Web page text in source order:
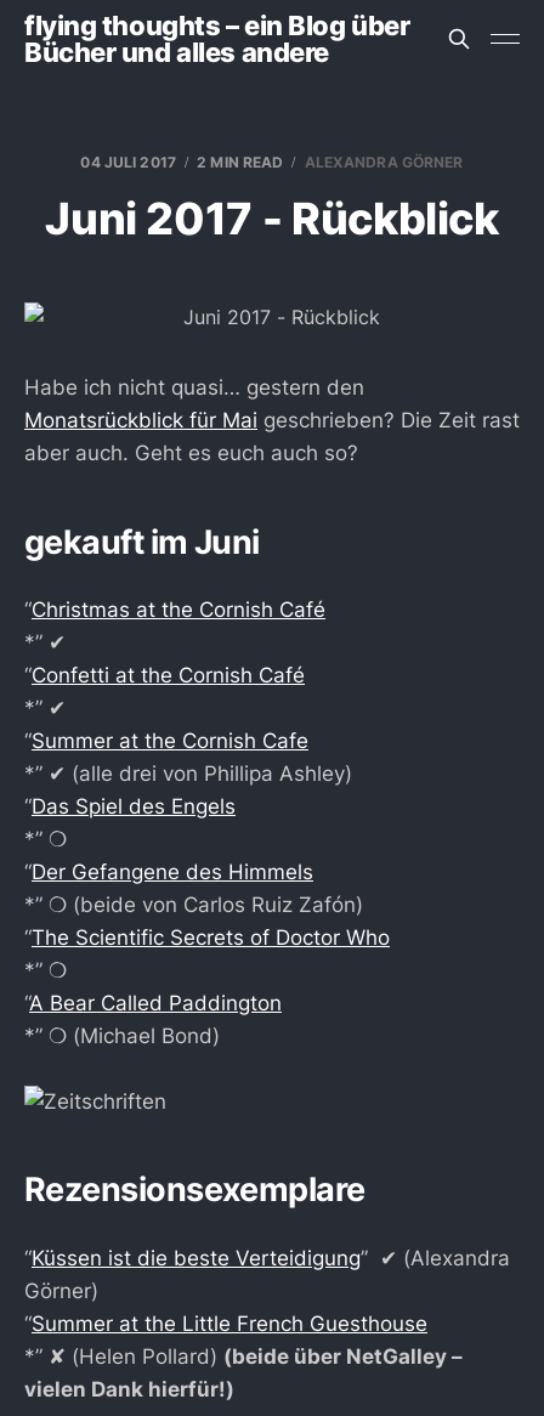
flying thoughts – ein Blog über
Bücher und alles andere
04 JULI 2017 2 MIN READ ALEXANDRA GÖRNER
Juni 2017 - Rückblick
Habe ich nicht quasi… gestern den
Monatsrückblick für Mai geschrieben? Die Zeit rast
aber auch. Geht es euch auch so?
gekauft im Juni
“Christmas at the Cornish Café
*” ✔︎
“Confetti at the Cornish Café
*” ✔︎
“Summer at the Cornish Cafe
*” ✔︎ (alle drei von Phillipa Ashley)
“Das Spiel des Engels
*” ❍
“Der Gefangene des Himmels
*” ❍ (beide von Carlos Ruiz Zafón)
“The Scientific Secrets of Doctor Who
*” ❍
“A Bear Called Paddington
*” ❍ (Michael Bond)
Rezensionsexemplare
“Küssen ist die beste Verteidigung” ✔︎ (Alexandra
Görner)
“Summer at the Little French Guesthouse
*” ✘ (Helen Pollard) (beide über NetGalley –
vielen Dank hierfür!)